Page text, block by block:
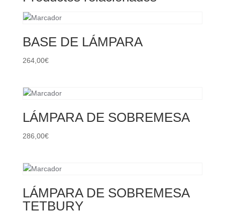
BASE DE LÁMPARA
264,00€
LÁMPARA DE SOBREMESA
286,00€
LÁMPARA DE SOBREMESA
TETBURY